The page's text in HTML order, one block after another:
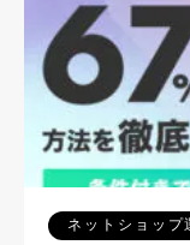
ネットショップ